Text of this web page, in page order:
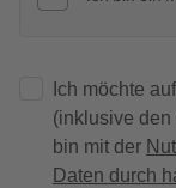
Ich möchte
(inklusive den
bin mit der
Daten durch